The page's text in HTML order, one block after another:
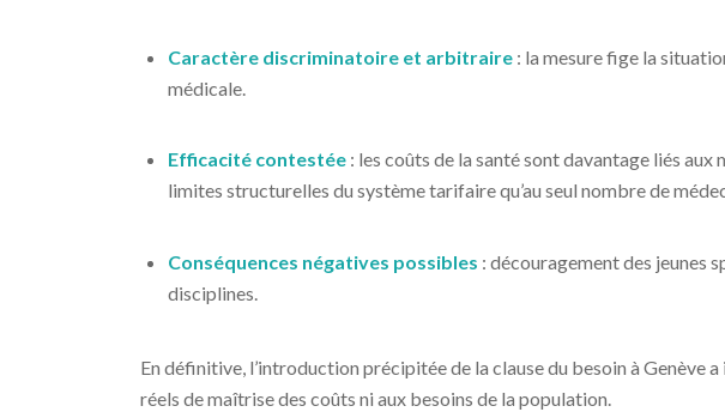
Caractère discriminatoire et arbitraire : la mesure fige la
médicale.
Efficacité contestée : les coûts de la santé sont davantage liés
limites structurelles du système tarifaire qu’au seul nombre de
Conséquences négatives possibles : découragement des jeunes
disciplines.
En définitive, l’introduction précipitée de la clause du besoin à Genève
réels de maîtrise des coûts ni aux besoins de la population.